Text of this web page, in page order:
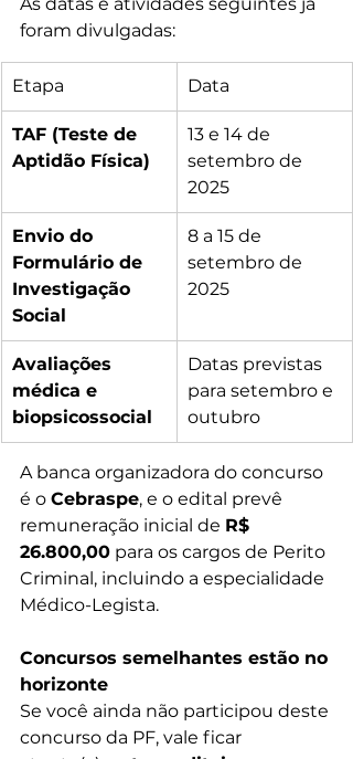
foram divulgadas:
Etapa Data
TAF (Teste de
Aptidão Física)
13 e 14 de
setembro de
2025
Envio do
Formulário de
Investigação
Social
8 a 15 de
setembro de
2025
Avaliações
médica e
biopsicossocial
Datas previstas
para setembro e
outubro
A banca organizadora do concurso
é o Cebraspe, e o edital prevê
remuneração inicial de R$
26.800,00 para os cargos de Perito
Criminal, incluindo a especialidade
Médico-Legista.
Concursos semelhantes estão no
horizonte
Se você ainda não participou deste
concurso da PF, vale ficar